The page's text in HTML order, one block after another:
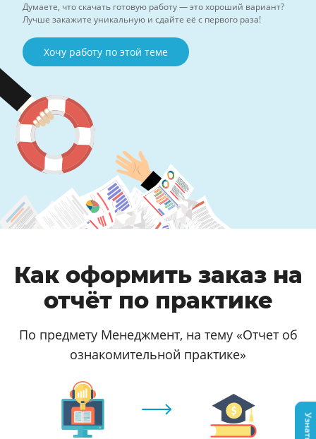
Думаете, что скачать готовую работу — это хороший вариант?
Лучше закажите уникальную и сдайте её с первого раза!
Хочу работу по этой теме
Как оформить заказ на
отчёт по практике
По предмету Менеджмент, на тему «Отчет об
ознакомительной практике»